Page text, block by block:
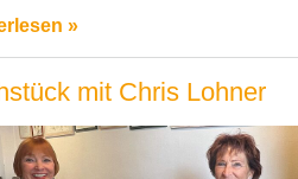
»
mit Chris Lohner